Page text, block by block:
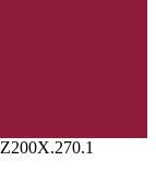
Z200X.270.1